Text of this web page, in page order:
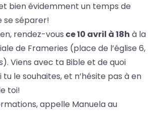
bien évidemment un temps de
se séparer!
rendez-vous ce 10 avril à 18h à la
de Frameries (place de l’église 6,
Viens avec ta Bible et de quoi
le souhaites, et n’hésite pas à en
toi!
appelle Manuela au